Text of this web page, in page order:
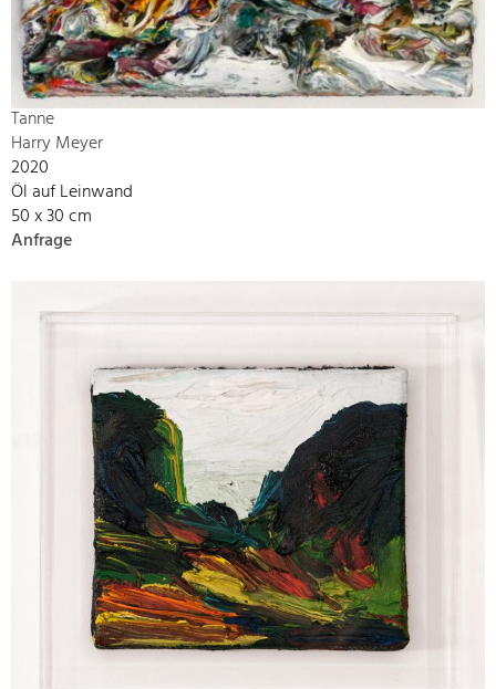
Tanne
Harry Meyer
2020
Öl auf Leinwand
50 x 30 cm
Anfrage